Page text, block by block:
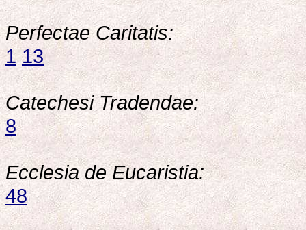
Perfectae Caritatis:
1 13
Catechesi Tradendae:
8
Ecclesia de Eucaristia:
48